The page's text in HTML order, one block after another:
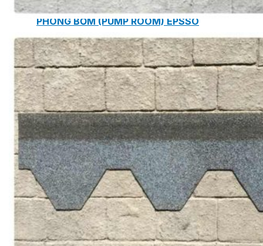
PHÒNG BƠM (PUMP ROOM) EPSSO
TRẠM BƠM TÍCH HỢP SẴN THÔNG MINH EPSSO
HỆ THỐNG BƠM PCCC NGUYÊN CỤM EPSSO
BƠM CHÌM PACKAGE EPSSO
Van Watts